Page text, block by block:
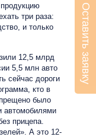
три раза:
и только
12,5 млрд
5,5 млн авто
сейчас дороги
кто в
было
автомобилями
прицепа.
А это 12-
Оставить заявку